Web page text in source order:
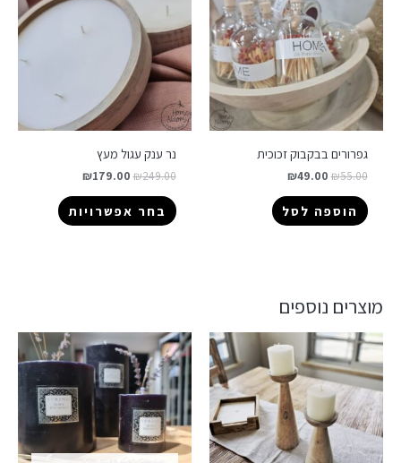
גפרורים בבקבוק זכוכית
₪55.00
₪49.00
הוספה לסל
נר ענק עגול מעץ
₪249.00
₪179.00
בחר אפשרויות
מוצרים נוספים